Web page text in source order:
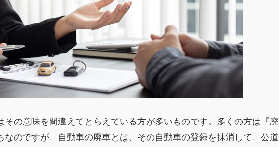
その意味を間違えてとらえている方が多いものです。多くの方は『廃
なのですが、自動車の廃車とは、その自動車の登録を抹消して、公道